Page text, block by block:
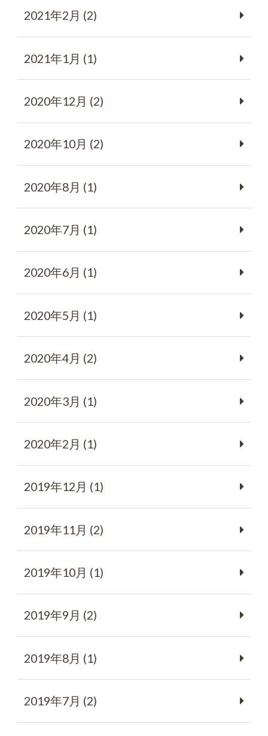
2021年2月 (2)
2021年1月 (1)
2020年12月 (2)
2020年10月 (2)
2020年8月 (1)
2020年7月 (1)
2020年6月 (1)
2020年5月 (1)
2020年4月 (2)
2020年3月 (1)
2020年2月 (1)
2019年12月 (1)
2019年11月 (2)
2019年10月 (1)
2019年9月 (2)
2019年8月 (1)
2019年7月 (2)